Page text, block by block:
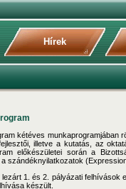
Hírek
kétéves munkaprogramjában
illetve a kutatás, az
előkészületei során a
a szándéknyilatkozatok
1. és 2. pályázati felhívások
készült.